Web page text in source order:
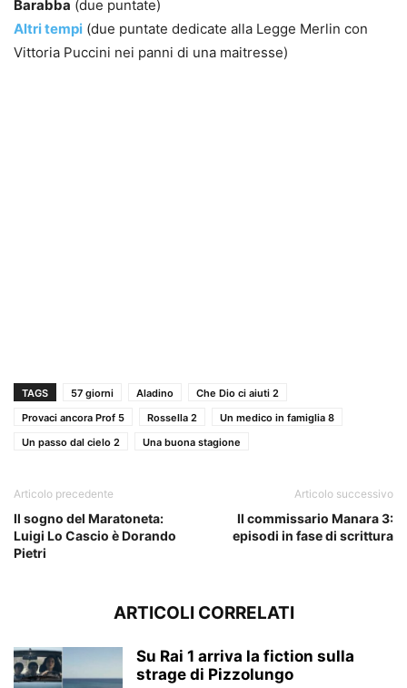
Barabba (due puntate)
Altri tempi (due puntate dedicate alla Legge Merlin con
Vittoria Puccini nei panni di una maitresse)
TAGS 57 giorni Aladino
Che Dio ci aiuti 2
Provaci ancora Prof 5
Rossella 2
Un medico in famiglia 8
Un passo dal cielo 2
Una buona stagione
Articolo precedente
Il sogno del Maratoneta:
Luigi Lo Cascio è Dorando
Pietri
Articolo successivo
Il commissario Manara 3:
episodi in fase di scrittura
ARTICOLI CORRELATI
Su Rai 1 arriva la fiction sulla
strage di Pizzolungo